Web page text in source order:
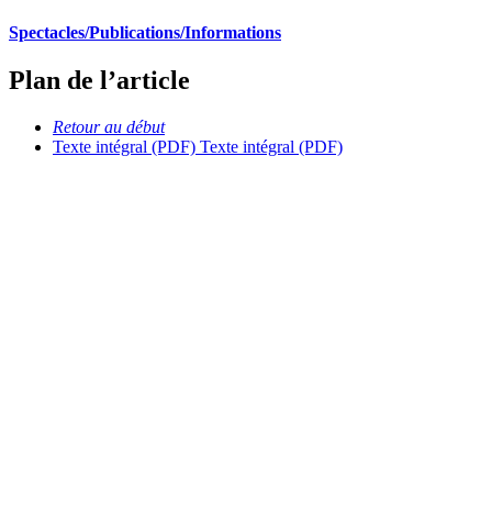
Spectacles/Publications/Informations
Plan de l’article
Retour au début
Texte intégral (PDF) Texte intégral (PDF)